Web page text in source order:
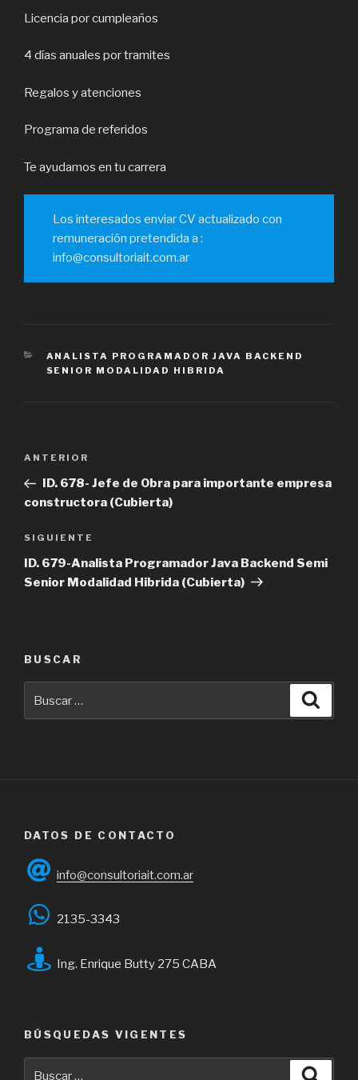
Licencia por cumpleaños
4 días anuales por tramites
Regalos y atenciones
Programa de referidos
Te ayudamos en tu carrera
Los interesados enviar CV actualizado con
remuneración pretendida a :
info@consultoriait.com.ar
CATEGORÍAS
ANALISTA PROGRAMADOR JAVA BACKEND
SENIOR MODALIDAD HIBRIDA
entradas
Entrada
anterior
ANTERIOR
ID. 678- Jefe de Obra para importante empresa
constructora (Cubierta)
Siguiente
entrada
SIGUIENTE
ID. 679-Analista Programador Java Backend Semi
Senior Modalidad Hibrida (Cubierta)
BUSCAR
por:
DATOS DE CONTACTO
info@consultoriait.com.ar
2135-3343
Ing. Enrique Butty 275 CABA
BÚSQUEDAS VIGENTES